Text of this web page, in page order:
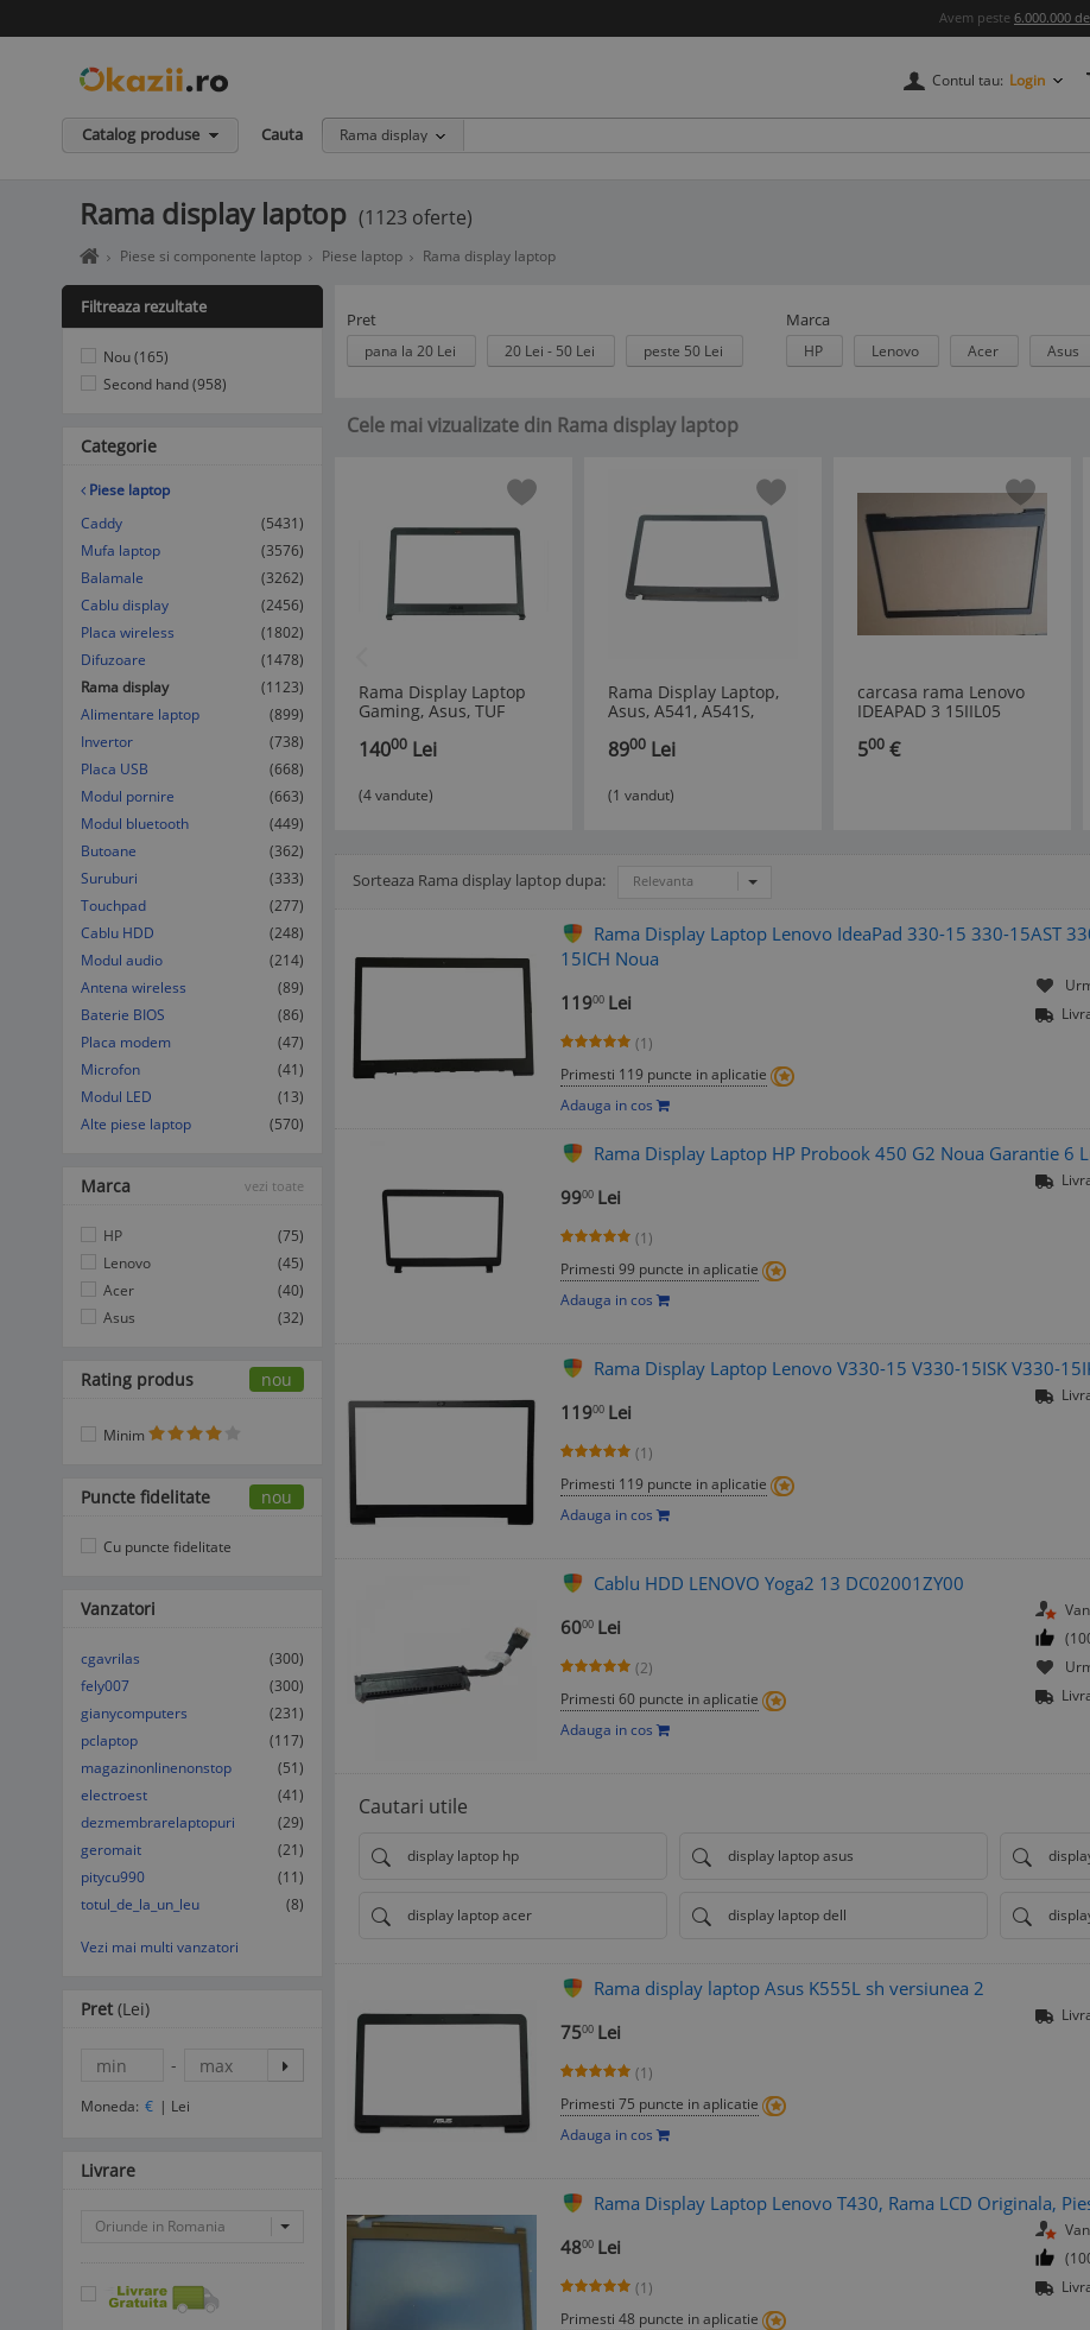
Avem peste 6.000.000
Contul tau: Login
Catalog produse Cauta Rama display
Rama display laptop (1123 oferte)
Home
-
in
siguranta
vanzatori
incredere
Piese si componente laptop Piese laptop Rama display laptop
Pret
pana la 20 Lei 20 Lei - 50 Lei peste 50 Lei
Marca
HP Lenovo Acer Asus
Cele mai vizualizate din Rama display laptop
Rama Display Laptop
Gaming, Asus, TUF
FX504GD, FX504GM,
48BKLLBJN30, neagra
14000 Lei
(4 vandute)
Rama Display Laptop,
Asus, A541, A541S,
A541UA, A541UV, R541,
F541N, F541NA, F541UA,
F541UV, R541UA
8900 Lei
(1 vandut)
carcasa rama Lenovo
IDEAPAD 3 15IIL05
500 €
Sorteaza Rama display laptop dupa: Relevanta
Afisare Lista
Afisare galerie
Rama Display Laptop Lenovo IdeaPad 330-15 330-15AST
15ICH Noua
11900 Lei
(1)
Primesti 119 puncte in aplicatie
Adauga in cos
Rama Display Laptop HP Probook 450 G2 Noua Garantie 6
9900 Lei
(1)
Primesti 99 puncte in aplicatie
Adauga in cos
Rama Display Laptop Lenovo V330-15 V330-15ISK V330-
11900 Lei
(1)
Primesti 119 puncte in aplicatie
Adauga in cos
Cablu HDD LENOVO Yoga2 13 DC02001ZY00
6000 Lei
(2)
Primesti 60 puncte in aplicatie
Adauga in cos
Cautari utile
display laptop hp display laptop asus
display laptop acer display laptop dell
Rama display laptop Asus K555L sh versiunea 2
7500 Lei
(1)
Primesti 75 puncte in aplicatie
Adauga in cos
Rama Display Laptop Lenovo T430, Rama LCD Originala,
4800 Lei
(1)
Primesti 48 puncte in aplicatie
Filtreaza rezultate
Nou (165)
Second hand (958)
Categorie
Piese laptop
Caddy
(5431)
Mufa laptop
(3576)
Balamale
(3262)
Cablu display
(2456)
Placa wireless
(1802)
Difuzoare
(1478)
Rama display
(1123)
Alimentare laptop
(899)
Invertor
(738)
Placa USB
(668)
Modul pornire
(663)
Modul bluetooth
(449)
Butoane
(362)
Suruburi
(333)
Touchpad
(277)
Cablu HDD
(248)
Modul audio
(214)
Antena wireless
(89)
Baterie BIOS
(86)
Placa modem
(47)
Microfon
(41)
Modul LED
(13)
Alte piese laptop
(570)
Marca vezi toate
HP
(75)
Lenovo
(45)
Acer
(40)
Asus
(32)
Rating produs nou
Minim
Puncte fidelitate nou
Cu puncte fidelitate
Vanzatori
cgavrilas
(300)
fely007
(300)
gianycomputers
(231)
pclaptop
(117)
magazinonlinenonstop
(51)
electroest
(41)
dezmembrarelaptopuri
(29)
geromait
(21)
pitycu990
(11)
totul_de_la_un_leu
(8)
Vezi mai multi vanzatori
Pret (Lei)
-
Moneda: € | Lei
Livrare
Oriunde in Romania